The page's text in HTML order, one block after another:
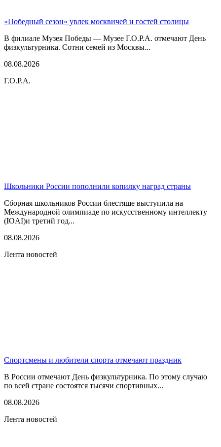
«Победный сезон» увлек москвичей и гостей столицы
В филиале Музея Победы — Музее Г.О.Р.А. отмечают День
физкультурника. Сотни семей из Москвы...
08.08.2026
Г.О.Р.А.
Школьники России пополнили копилку наград страны
Сборная школьников России блестяще выступила на
Международной олимпиаде по искусственному интеллекту
(IOAI)и третий год...
08.08.2026
Лента новостей
Спортсмены и любители спорта отмечают праздник
В России отмечают День физкультурника. По этому случаю
по всей стране состоятся тысячи спортивных...
08.08.2026
Лента новостей